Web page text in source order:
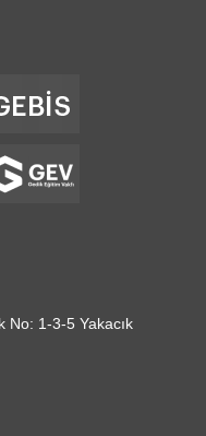
No: 1-3-5 Yakacık